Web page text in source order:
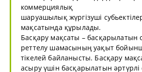
коммерциялық
шаруашылық жүргізуші
мақсатында құрылады.
Басқару мақсаты – басқарылатын
реттелу шамасының уақыт
тікелей байланысты. Басқару
асыру үшін басқарылатын әртүрлі